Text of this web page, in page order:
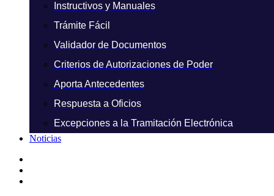
Instructivos y Manuales
Trámite Fácil
Validador de Documentos
Criterios de Autorizaciones de Poder
Aporta Antecedentes
Respuesta a Oficios
Excepciones a la Tramitación Electrónica
Noticias